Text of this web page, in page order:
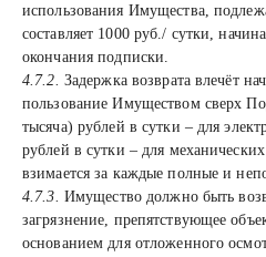
использования Имущества,
составляет 1000 руб./ сутки,
окончания подписки.
4.7.2. Задержка возврата влечёт
пользование Имуществом сверх
тысяча) рублей в сутки – для
рублей в сутки – для
взимается за каждые полные и
4.7.3. Имущество должно быть
загрязнение, препятствующее
основанием для отложенного